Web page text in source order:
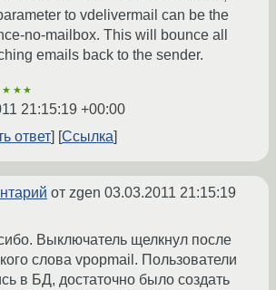
to vdelivermail can be the
no-mailbox. This will bounce all
emails back to the sender.
21:15:19 +00:00
ответ
Ссылка
от zgen 03.03.2011 21:15:19
Выключатель щелкнул после
слова vpopmail. Пользователи
в БД, достаточно было создать